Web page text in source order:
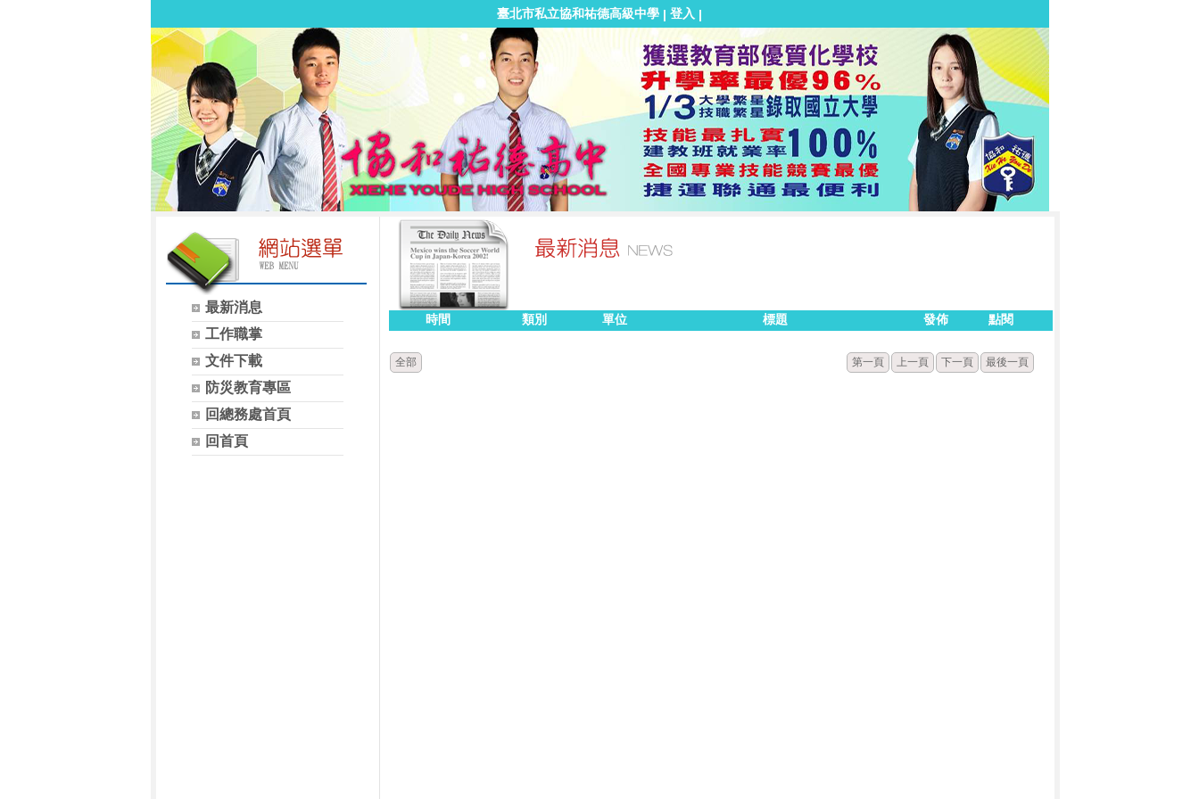
臺北市私立協和祐德高級中學 | 登入 |
最新消息
工作職掌
文件下載
防災教育專區
回總務處首頁
回首頁
時間 類別 單位 標題 發佈 點閱
全部 第一頁 上一頁 下一頁 最後一頁